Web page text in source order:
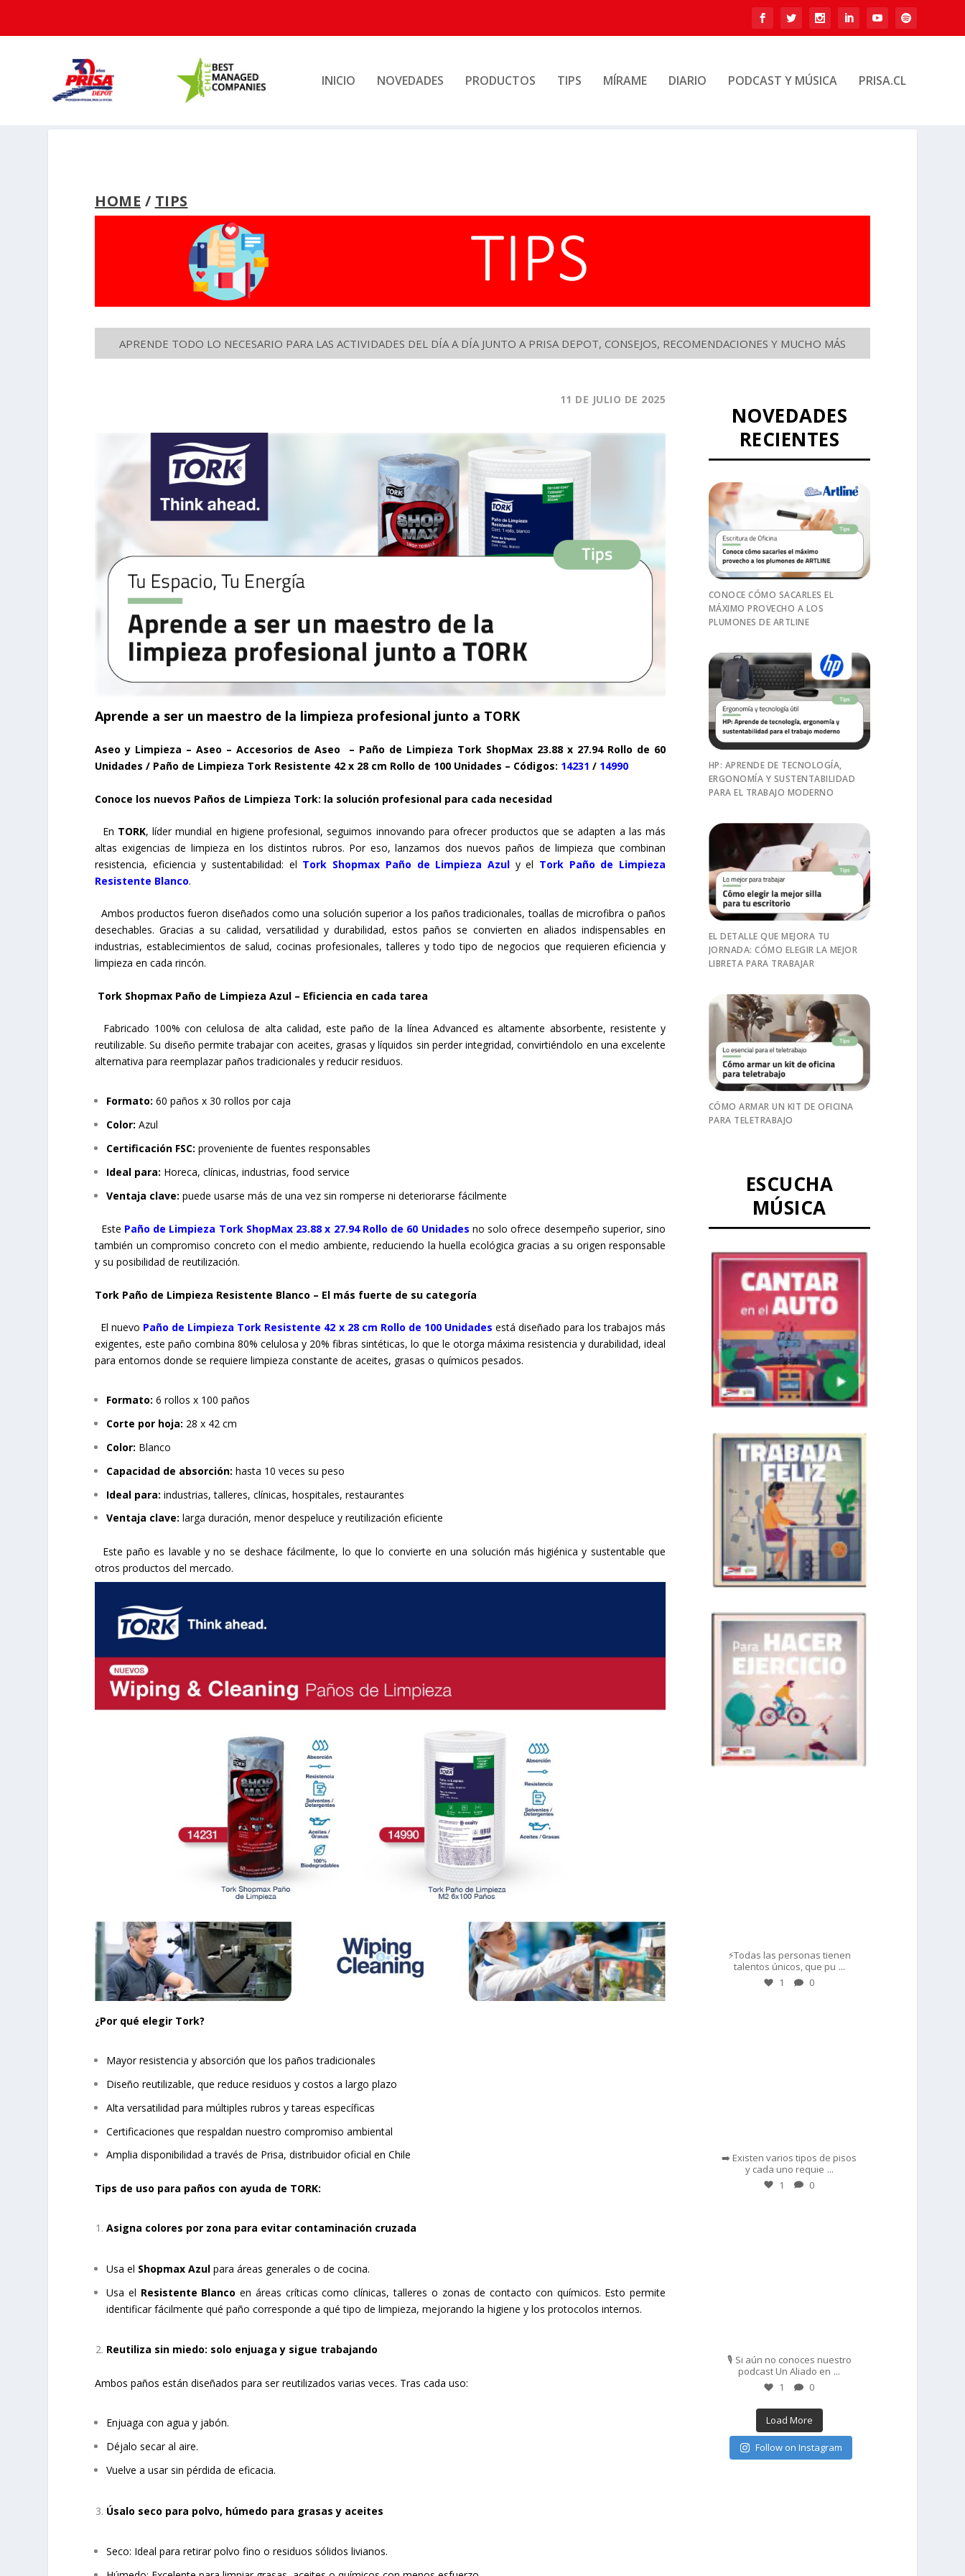
INICIO NOVEDADES PRODUCTOS TIPS MÍRAME DIARIO PODCAST Y MÚSICA PRISA.CL
HOME / TIPS
APRENDE TODO LO NECESARIO PARA LAS ACTIVIDADES DEL DÍA A DÍA JUNTO A PRISA DEPOT, CONSEJOS, RECOMENDACIONES Y MUCHO MÁS
11 DE JULIO DE 2025
Aprende a ser un maestro de la limpieza profesional junto a TORK
Aseo y Limpieza – Aseo – Accesorios de Aseo – Paño de Limpieza Tork ShopMax 23.88 x 27.94 Rollo de 60
Unidades / Paño de Limpieza Tork Resistente 42 x 28 cm Rollo de 100 Unidades – Códigos: 14231 / 14990
Conoce los nuevos Paños de Limpieza Tork: la solución profesional para cada necesidad
En TORK, líder mundial en higiene profesional, seguimos innovando para ofrecer productos que se adapten a las más
altas exigencias de limpieza en los distintos rubros. Por eso, lanzamos dos nuevos paños de limpieza que combinan
resistencia, eficiencia y sustentabilidad: el Tork Shopmax Paño de Limpieza Azuly el Tork Paño de Limpieza
Resistente Blanco.
Ambos productos fueron diseñados como una solución superior a los paños tradicionales, toallas de microfibra o paños
desechables. Gracias a su calidad, versatilidad y durabilidad, estos paños se convierten en aliados indispensables en
industrias, establecimientos de salud, cocinas profesionales, talleres y todo tipo de negocios que requieren eficiencia y
limpieza en cada rincón.
Tork Shopmax Paño de Limpieza Azul – Eficiencia en cada tarea
Fabricado 100% con celulosa de alta calidad, este paño de la línea Advanced es altamente absorbente, resistente y
reutilizable. Su diseño permite trabajar con aceites, grasas y líquidos sin perder integridad, convirtiéndolo en una excelente
alternativa para reemplazar paños tradicionales y reducir residuos.
Formato: 60 paños x 30 rollos por caja
Color: Azul
Certificación FSC: proveniente de fuentes responsables
Ideal para: Horeca, clínicas, industrias, food service
Ventaja clave: puede usarse más de una vez sin romperse ni deteriorarse fácilmente
Este Paño de Limpieza Tork ShopMax 23.88 x 27.94 Rollo de 60 Unidades no solo ofrece desempeño superior, sino
también un compromiso concreto con el medio ambiente, reduciendo la huella ecológica gracias a su origen responsable
y su posibilidad de reutilización.
Tork Paño de Limpieza Resistente Blanco – El más fuerte de su categoría
El nuevo Paño de Limpieza Tork Resistente 42 x 28 cm Rollo de 100 Unidades está diseñado para los trabajos más
exigentes, este paño combina 80% celulosa y 20% fibras sintéticas, lo que le otorga máxima resistencia y durabilidad, ideal
para entornos donde se requiere limpieza constante de aceites, grasas o químicos pesados.
Formato: 6 rollos x 100 paños
Corte por hoja: 28 x 42 cm
Color: Blanco
Capacidad de absorción: hasta 10 veces su peso
Ideal para: industrias, talleres, clínicas, hospitales, restaurantes
Ventaja clave: larga duración, menor despeluce y reutilización eficiente
Este paño es lavable y no se deshace fácilmente, lo que lo convierte en una solución más higiénica y sustentable que
otros productos del mercado.
¿Por qué elegir Tork?
Mayor resistencia y absorción que los paños tradicionales
Diseño reutilizable, que reduce residuos y costos a largo plazo
Alta versatilidad para múltiples rubros y tareas específicas
Certificaciones que respaldan nuestro compromiso ambiental
Amplia disponibilidad a través de Prisa, distribuidor oficial en Chile
Tips de uso para paños con ayuda de TORK:
Asigna colores por zona para evitar contaminación cruzada
Usa el Shopmax Azul para áreas generales o de cocina.
Usa el Resistente Blanco en áreas críticas como clínicas, talleres o zonas de contacto con químicos. Esto permite
identificar fácilmente qué paño corresponde a qué tipo de limpieza, mejorando la higiene y los protocolos internos.
Reutiliza sin miedo: solo enjuaga y sigue trabajando
Ambos paños están diseñados para ser reutilizados varias veces. Tras cada uso:
Enjuaga con agua y jabón.
Déjalo secar al aire.
Vuelve a usar sin pérdida de eficacia.
Úsalo seco para polvo, húmedo para grasas y aceites
Seco: Ideal para retirar polvo fino o residuos sólidos livianos.
NOVEDADES
RECIENTES
CONOCE CÓMO SACARLES EL
MÁXIMO PROVECHO A LOS
PLUMONES DE ARTLINE
HP: APRENDE DE TECNOLOGÍA,
ERGONOMÍA Y SUSTENTABILIDAD
PARA EL TRABAJO MODERNO
EL DETALLE QUE MEJORA TU
JORNADA: CÓMO ELEGIR LA MEJOR
LIBRETA PARA TRABAJAR
CÓMO ARMAR UN KIT DE OFICINA
PARA TELETRABAJO
ESCUCHA
MÚSICA
⚡Todas las personas tienen
talentos únicos, que pu ...
1 0
➡️ Existen varios tipos de pisos
y cada uno requie ...
1 0
🎙️ Si aún no conoces nuestro
podcast Un Aliado en ...
1 0
Load More
Follow on Instagram